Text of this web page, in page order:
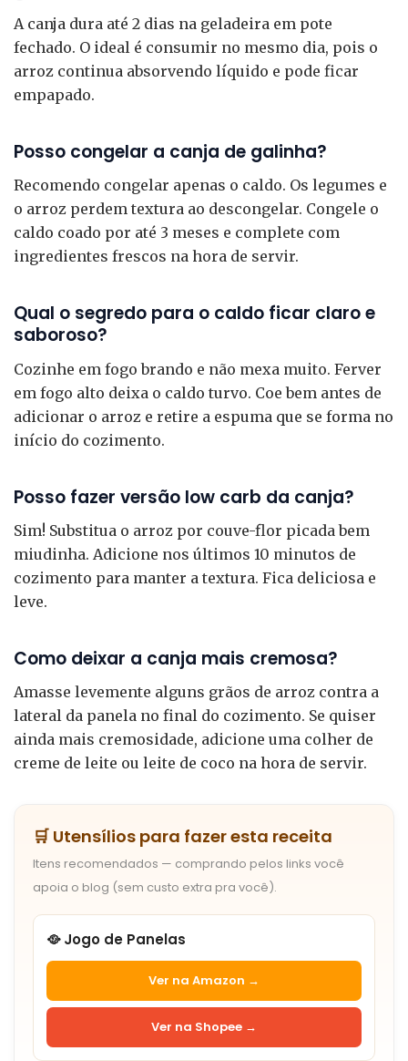
A canja dura até 2 dias na geladeira em pote
fechado. O ideal é consumir no mesmo dia, pois o
arroz continua absorvendo líquido e pode ficar
empapado.
Posso congelar a canja de galinha?
Recomendo congelar apenas o caldo. Os legumes e
o arroz perdem textura ao descongelar. Congele o
caldo coado por até 3 meses e complete com
ingredientes frescos na hora de servir.
Qual o segredo para o caldo ficar claro e
saboroso?
Cozinhe em fogo brando e não mexa muito. Ferver
em fogo alto deixa o caldo turvo. Coe bem antes de
adicionar o arroz e retire a espuma que se forma no
início do cozimento.
Posso fazer versão low carb da canja?
Sim! Substitua o arroz por couve-flor picada bem
miudinha. Adicione nos últimos 10 minutos de
cozimento para manter a textura. Fica deliciosa e
leve.
Como deixar a canja mais cremosa?
Amasse levemente alguns grãos de arroz contra a
lateral da panela no final do cozimento. Se quiser
ainda mais cremosidade, adicione uma colher de
creme de leite ou leite de coco na hora de servir.
🛒 Utensílios para fazer esta receita
Itens recomendados — comprando pelos links você
apoia o blog (sem custo extra pra você).
🥘 Jogo de Panelas
Ver na Amazon →
Ver na Shopee →